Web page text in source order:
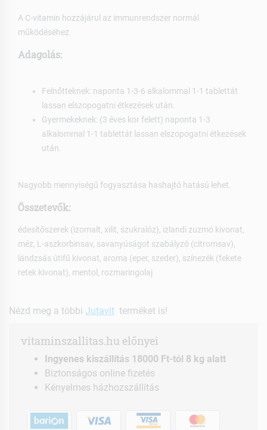
A C-vitamin hozzájárul az immunrendszer normál
működéséhez.
Adagolás:
Felnőtteknek: naponta 1-3-6 alkalommal 1-1 tablettát
lassan elszopogatni étkezések után.
Gyermekeknek: (3 éves kor felett) naponta 1-3
alkalommal 1-1 tablettát lassan elszopogatni étkezések
után.
Nagyobb mennyiségű fogyasztása hashajtó hatású lehet.
Összetevők:
édesítőszerek (izomalt, xilit, szukralóz), izlandi zuzmó kivonat,
méz, L-aszkorbinsav, savanyúságot szabályzó (citromsav),
lándzsás útifű kivonat, aroma (eper, szeder), színezék (fekete
retek kivonat), mentol, rozmaringolaj
Nézd meg a többi Jutavit terméket is!
vitaminszallitas.hu előnyei
Ingyenes kiszállítás 18000 Ft-tól 8 kg alatt
Biztonságos online fizetés
Kényelmes házhozszállítás